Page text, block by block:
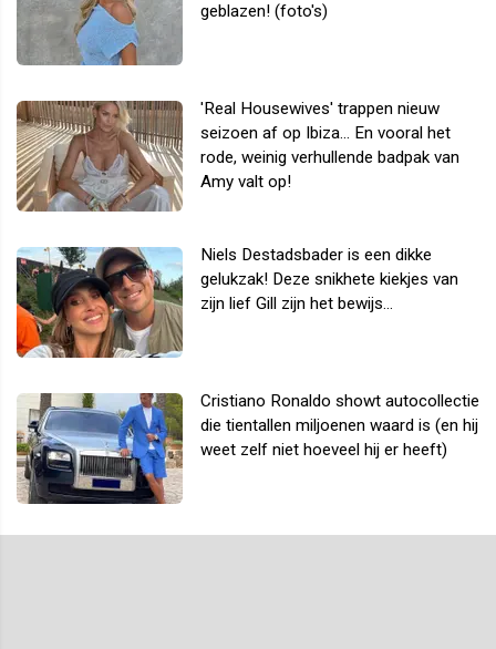
geblazen! (foto's)
'Real Housewives' trappen nieuw
seizoen af op Ibiza... En vooral het
rode, weinig verhullende badpak van
Amy valt op!
Niels Destadsbader is een dikke
gelukzak! Deze snikhete kiekjes van
zijn lief Gill zijn het bewijs...
Cristiano Ronaldo showt autocollectie
die tientallen miljoenen waard is (en hij
weet zelf niet hoeveel hij er heeft)